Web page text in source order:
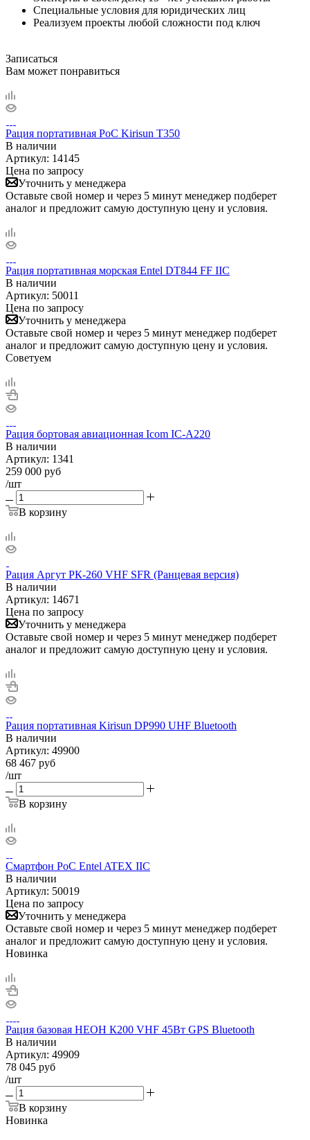
Специальные условия для юридических лиц
Реализуем проекты любой сложности под ключ
Записаться
Вам может понравиться
Рация портативная PoC Kirisun T350
В наличии
Артикул: 14145
Цена по запросу
Уточнить у менеджера
Оставьте свой номер и через 5 минут менеджер подберет
аналог и предложит самую доступную цену и условия.
Рация портативная морская Entel DT844 FF IIC
В наличии
Артикул: 50011
Цена по запросу
Уточнить у менеджера
Оставьте свой номер и через 5 минут менеджер подберет
аналог и предложит самую доступную цену и условия.
Советуем
Рация бортовая авиационная Icom IC-A220
В наличии
Артикул: 1341
259 000 руб
/шт
В корзину
Рация Аргут РК-260 VHF SFR (Ранцевая версия)
В наличии
Артикул: 14671
Цена по запросу
Уточнить у менеджера
Оставьте свой номер и через 5 минут менеджер подберет
аналог и предложит самую доступную цену и условия.
Рация портативная Kirisun DP990 UHF Bluetooth
В наличии
Артикул: 49900
68 467 руб
/шт
В корзину
Смартфон PoC Entel ATEX IIC
В наличии
Артикул: 50019
Цена по запросу
Уточнить у менеджера
Оставьте свой номер и через 5 минут менеджер подберет
аналог и предложит самую доступную цену и условия.
Новинка
Рация базовая НЕОН К200 VHF 45Вт GPS Bluetooth
В наличии
Артикул: 49909
78 045 руб
/шт
В корзину
Новинка